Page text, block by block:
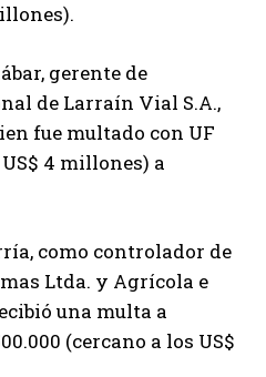
gerente de
de Larraín Vial S.A.,
fue multado con UF
4 millones) a
como controlador de
Ltda. y Agrícola e
una multa a
(cercano a los US$